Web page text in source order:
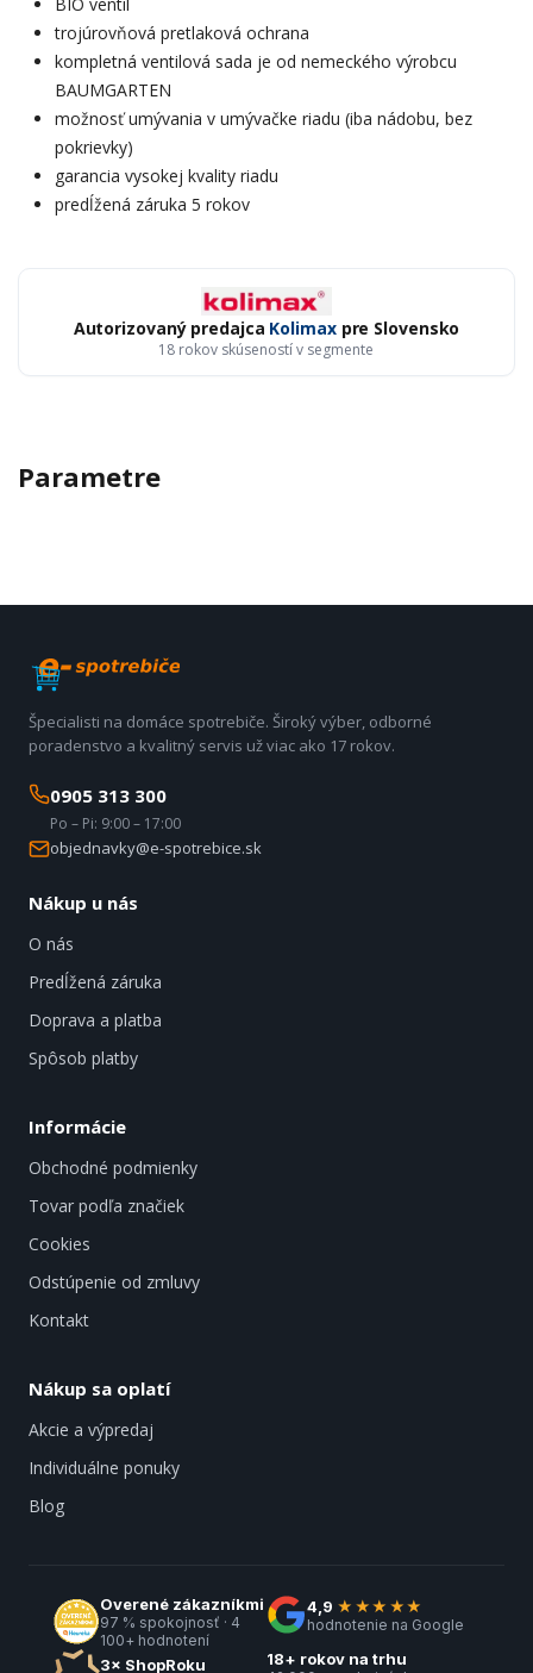
trojúrovňová pretlaková ochrana
kompletná ventilová sada je od nemeckého výrobcu
BAUMGARTEN
možnosť umývania v umývačke riadu (iba nádobu, bez
pokrievky)
garancia vysokej kvality riadu
predĺžená záruka 5 rokov
Autorizovaný predajca Kolimaxpre Slovensko
18 rokov skúseností v segmente
Parametre
Špecialisti na domáce spotrebiče. Široký výber, odborné
poradenstvo a kvalitný servis už viac ako 17 rokov.
0905 313 300
Po – Pi: 9:00 – 17:00
objednavky@e-spotrebice.sk
Nákup u nás
O nás
Predĺžená záruka
Doprava a platba
Spôsob platby
Informácie
Obchodné podmienky
Tovar podľa značiek
Cookies
Odstúpenie od zmluvy
Kontakt
Nákup sa oplatí
Akcie a výpredaj
Individuálne ponuky
Blog
Overené zákazníkmi
97 % spokojnosť · 4
100+ hodnotení
4,9 ★★★★★
hodnotenie na Google
3× ShopRoku 18+ rokov na trhu